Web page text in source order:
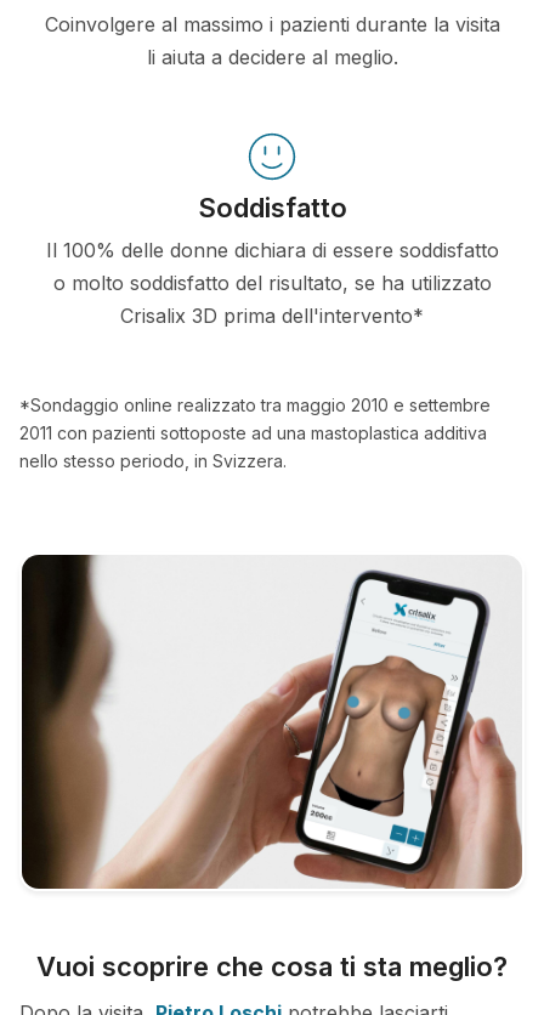
Coinvolgere al massimo i pazienti durante la visita
li aiuta a decidere al meglio.
Soddisfatto
Il 100% delle donne dichiara di essere soddisfatto
o molto soddisfatto del risultato, se ha utilizzato
Crisalix 3D prima dell'intervento*
*Sondaggio online realizzato tra maggio 2010 e settembre
2011 con pazienti sottoposte ad una mastoplastica additiva
nello stesso periodo, in Svizzera.
Vuoi scoprire che cosa ti sta meglio?